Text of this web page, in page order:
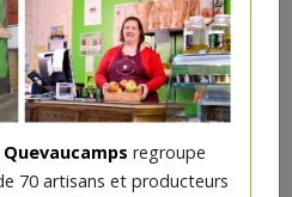
regroupe
70 artisans et producteurs